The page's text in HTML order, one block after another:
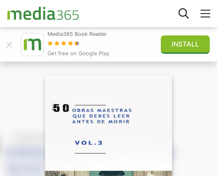
Media365 Book Reader
Get free on Google Play
INSTALL